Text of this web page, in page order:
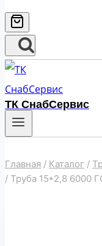
ТК СнабСервис
Главная / Каталог /
/ Труба 15*2,8 6000